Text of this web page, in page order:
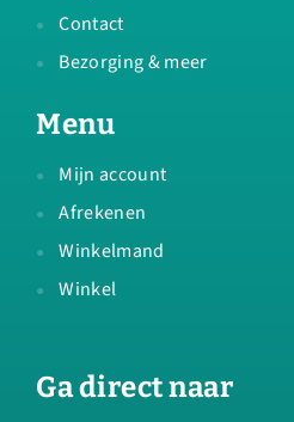
Contact
Bezorging & meer
Menu
Mijn account
Afrekenen
Winkelmand
Winkel
Ga direct naar